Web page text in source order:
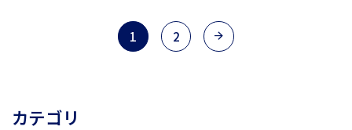
な素敵な循環をつくります。 現在、会
員登録キャンペーン...
1 2
カテゴリ